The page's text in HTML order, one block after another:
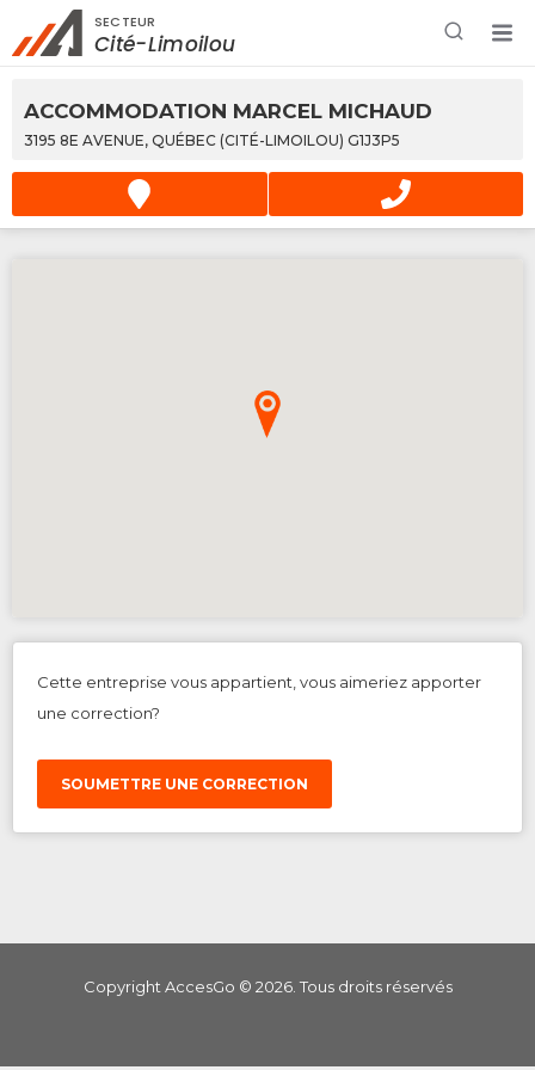
Rechercher à proximité - Entreprise / Rabais /
Services
SECTEUR
Cité-Limoilou
ACCOMMODATION MARCEL MICHAUD
3195 8E AVENUE, QUÉBEC (CITÉ-LIMOILOU) G1J3P5
Cette entreprise vous appartient, vous aimeriez apporter
une correction?
SOUMETTRE UNE CORRECTION
Copyright AccesGo © 2026. Tous droits réservés